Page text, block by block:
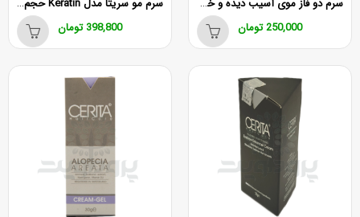
250,000تومان 398,800 تومان